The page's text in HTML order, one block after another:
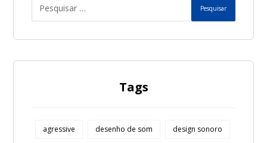
Pesquisar
Tags
agressive desenho de som design sonoro